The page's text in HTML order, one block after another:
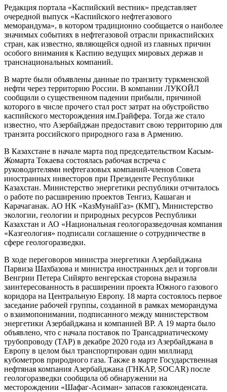
Редакция портала «Каспийский вестник» представляет
очередной выпуск «Каспийского нефтегазового
меморандума», в котором традиционно сообщается о наиболее
значимых событиях в нефтегазовой отрасли прикаспийских
стран, как известно, являющейся одной из главных причин
особого внимания к Каспию ведущих мировых держав и
транснациональных компаний.
В марте были объявлены данные по транзиту туркменской
нефти через территорию России. В компании ЛУКОЙЛ
сообщили о существенном падении прибыли, причиной
которого в числе прочего стал рост затрат на обустройство
каспийского месторождения им.Грайфера. Тогда же стало
известно, что Азербайджан предоставит свою территорию для
транзита российского природного газа в Армению.
В Казахстане в начале марта под председательством Касым-
Жомарта Токаева состоялась рабочая встреча с
руководителями нефтегазовых компаний-членов Совета
иностранных инвесторов при Президенте Республики
Казахстан. Министерство энергетики республики отчиталось
о работе по расширению проектов Тенгиз, Кашаган и
Карачаганак. АО НК «КазМунайГаз» (КМГ), Министерство
экологии, геологии и природных ресурсов Республики
Казахстан и АО «Национальная геологоразведочная компания
«Казгеология» подписали соглашение о сотрудничестве в
сфере геологоразведки.
В ходе переговоров министра энергетики Азербайджана
Парвиза Шахбазова и министра иностранных дел и торговли
Венгрии Петера Сийярто венгерская сторона выразила
заинтересованность в расширении проекта Южного газового
коридора на Центральную Европу. 18 марта состоялось первое
заседание рабочей группы, созданной в рамках меморандума
о взаимопонимании, подписанного между министерством
энергетики Азербайджана и компанией BP. А 19 марта было
объявлено, что с начала поставок по Трансадриатическому
трубопроводу (ТАР) в декабре 2020 года из Азербайджана в
Европу в целом был транспортирован один миллиард
кубометров природного газа. Также в марте Государственная
нефтяная компания Азербайджана (ГНКАР, SOCAR) после
геологоразведки сообщила об обнаружении на
месторождении «Шафаг-Асиман» запасов газоконденсата.